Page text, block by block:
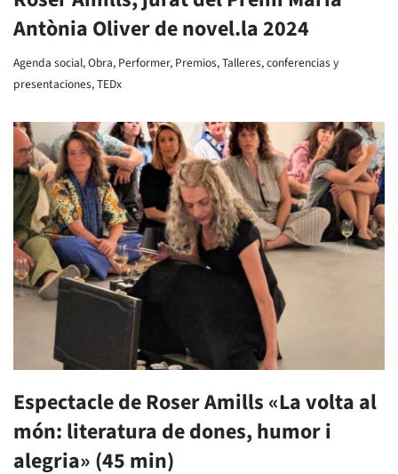
Antònia Oliver de novel.la 2024
Agenda social,Obra, Performer, Premios,Talleres, conferencias y
presentaciones,TEDx
Espectacle de Roser Amills «La volta al
món: literatura de dones, humor i
alegria» (45 min)